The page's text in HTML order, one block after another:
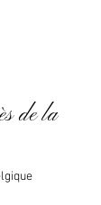
de la